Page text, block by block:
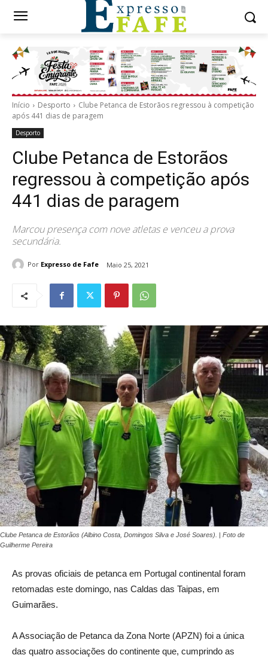
Início Desporto
Clube Petanca de Estorãos regressou à competição
após 441 dias de paragem
Desporto
Clube Petanca de Estorãos
regressou à competição após
441 dias de paragem
Marcou presença com nove atletas e venceu a prova
secundária.
Por Expresso de Fafe Maio 25, 2021
Clube Petanca de Estorãos (Albino Costa, Domingos Silva e José Soares). | Foto de
Guilherme Pereira
As provas oficiais de petanca em Portugal continental foram
retomadas este domingo, nas Caldas das Taipas, em
Guimarães.
A Associação de Petanca da Zona Norte (APZN) foi a única
das quatro associações do continente que, cumprindo as